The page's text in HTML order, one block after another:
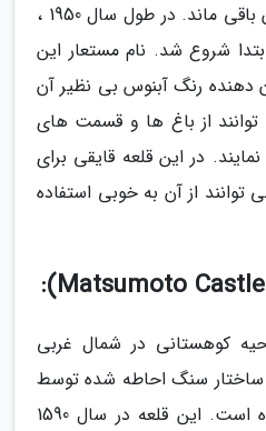
اصلی و دیوارهای سنگی آن باقی ماند. در طول سال 1950 ،
شروع شد. نام مستعار این
دهنده رنگ آبنوس بی نظیر آن
توانند از باغ ها و قسمت های
در این قلعه قایقی برای
توانند از آن به خوبی استفاده
کوهستانی در شمال غربی
ساختار سنگ احاطه شده توسط
یک خندق بزرگ تنظیم شده است. این قلعه در سال 1590